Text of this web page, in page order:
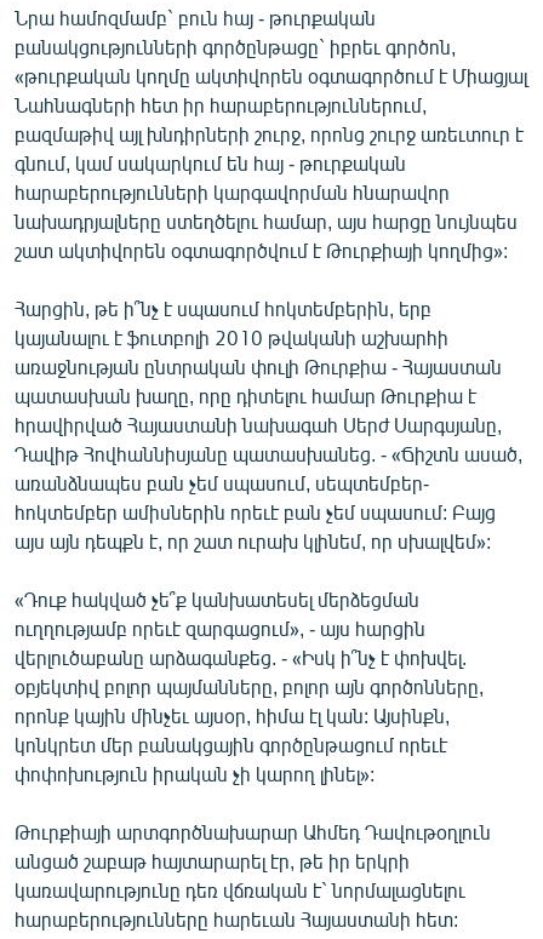
«Ազատության» բոլոր կայքերը
Նրա համոզմամբ` բուն հայ - թուրքական
բանակցությունների գործընթացը` իբրեւ գործոն,
«թուրքական կողմը ակտիվորեն օգտագործում է Միացյալ
Նահնագների հետ իր հարաբերություններում,
բազմաթիվ այլ խնդիրների շուրջ, որոնց շուրջ առեւտուր է
գնում, կամ սակարկում են հայ - թուրքական
հարաբերությունների կարգավորման հնարավոր
նախադրյալները ստեղծելու համար, այս հարցը նույնպես
շատ ակտիվորեն օգտագործվում է Թուրքիայի կողմից»:
Հարցին, թե ի՞նչ է սպասում հոկտեմբերին, երբ
կայանալու է ֆուտբոլի 2010 թվականի աշխարհի
առաջնության ընտրական փուլի Թուրքիա - Հայաստան
պատասխան խաղը, որը դիտելու համար Թուրքիա է
հրավիրված Հայաստանի նախագահ Սերժ Սարգսյանը,
Դավիթ Հովհաննիսյանը պատասխանեց. - «Ճիշտն ասած,
առանձնապես բան չեմ սպասում, սեպտեմբեր-
հոկտեմբեր ամիսներին որեւէ բան չեմ սպասում: Բայց
այս այն դեպքն է, որ շատ ուրախ կլինեմ, որ սխալվեմ»:
«Դուք հակված չե՞ք կանխատեսել մերձեցման
ուղղությամբ որեւէ զարգացում», - այս հարցին
վերլուծաբանը արձագանքեց. - «Իսկ ի՞նչ է փոխվել.
օբյեկտիվ բոլոր պայմանները, բոլոր այն գործոնները,
որոնք կային մինչեւ այսօր, հիմա էլ կան: Այսինքն,
կոնկրետ մեր բանակցային գործընթացում որեւէ
փոփոխություն իրական չի կարող լինել»:
Թուրքիայի արտգործնախարար Ահմեդ Դավութօղլուն
անցած շաբաթ հայտարարել էր, թե իր երկրի
կառավարությունը դեռ վճռական է` նորմալացնելու
հարաբերությունները հարեւան Հայաստանի հետ: